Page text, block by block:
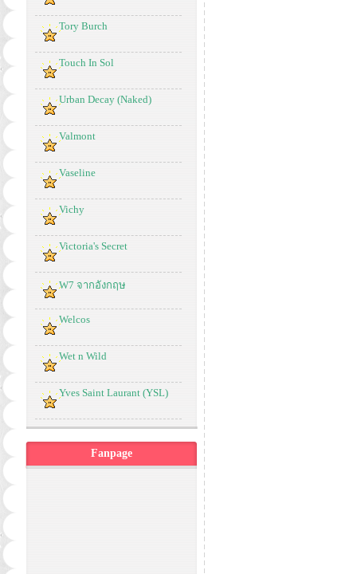
Tory Burch
Touch In Sol
Urban Decay (Naked)
Valmont
Vaseline
Vichy
Victoria's Secret
W7 จากอังกฤษ
Welcos
Wet n Wild
Yves Saint Laurant (YSL)
Fanpage